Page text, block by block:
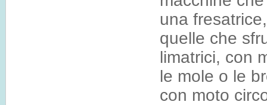
una
quelle che
limatrici, con
le mole o le
con moto